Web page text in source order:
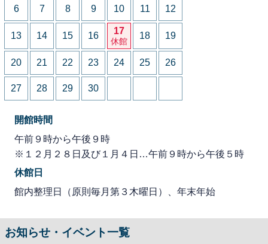
6 7 8 9 10 11 12
13 14 15 16 17
休館
18 19
20 21 22 23 24 25 26
27 28 29 30
開館時間
午前９時から午後９時
※１２月２８日及び１月４日…午前９時から午後５時
休館日
館内整理日（原則毎月第３木曜日）、年末年始
お知らせ・イベント一覧